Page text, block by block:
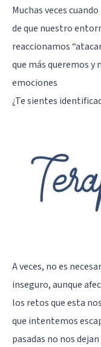
Muchas veces
de que nuestro
reaccionamos
que más queremos y
emociones
¿Te sientes
A veces, no es
inseguro, aunque
los retos que esta
que intentemos
pasadas no nos